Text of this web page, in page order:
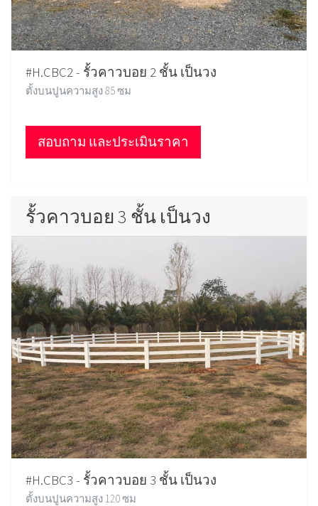
#H.CBC2 - รั้วคาวบอย 2 ชั้น เป็นวง
ตั้งบนปูนความสูง 85 ซม
สอบถาม และประเมินราคา
รั้วคาวบอย 3 ชั้น เป็นวง
#H.CBC3 - รั้วคาวบอย 3 ชั้น เป็นวง
ตั้งบนปูนความสูง 120 ซม